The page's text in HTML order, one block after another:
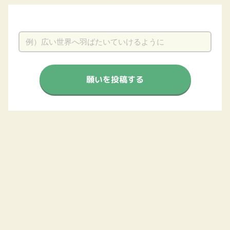
願いを投稿する